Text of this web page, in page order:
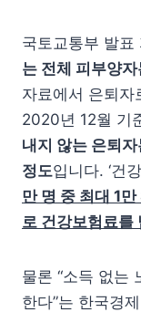
국토교통부 발표
는 전체 피부양
자료에서 은퇴
2020년 12월 기
내지 않는 은퇴
정도입니다. ‘건
만 명 중 최대 1
로 건강보험료를
물론 “소득 없는
한다”는 한국경